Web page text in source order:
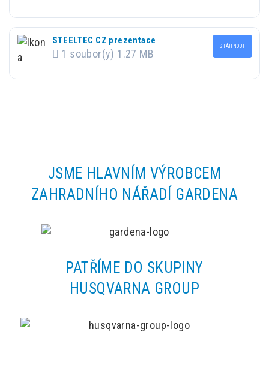
STEELTEC CZ prezentace
1 soubor(y) 1.27 MB
STÁHNOUT
JSME HLAVNÍM VÝROBCEM
ZAHRADNÍHO NÁŘADÍ GARDENA
PATŘÍME DO SKUPINY
HUSQVARNA GROUP